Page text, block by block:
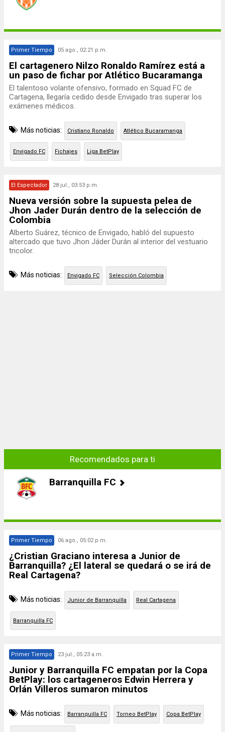
Primer Tiempo 05 ago., 02:21 p.m.
El cartagenero Nilzo Ronaldo Ramírez está a
un paso de fichar por Atlético Bucaramanga
El talentoso volante ofensivo, formado en Squad FC de
Cartagena, llegaría cedido desde Envigado tras superar los
exámenes médicos.
Más noticias: Cristiano Ronaldo Atlético Bucaramanga
Envigado FC Fichajes Liga BetPlay
El Espectador 28 jul., 03:53 p.m.
Nueva versión sobre la supuesta pelea de
Jhon Jader Durán dentro de la selección de
Colombia
Alberto Suárez, técnico de Envigado, habló del supuesto
altercado que tuvo Jhon Jáder Durán al interior del vestuario
tricolor.
Más noticias: Envigado FC Selección Colombia
Recomendados para ti
Barranquilla FC
Primer Tiempo 06 ago., 05:02 p.m.
¿Cristian Graciano interesa a Junior de
Barranquilla? ¿El lateral se quedará o se irá de
Real Cartagena?
Más noticias: Junior de Barranquilla Real Cartagena
Barranquilla FC
Primer Tiempo 23 jul., 05:23 a.m.
Junior y Barranquilla FC empatan por la Copa
BetPlay: los cartageneros Edwin Herrera y
Orlán Villeros sumaron minutos
Más noticias: Barranquilla FC Torneo BetPlay Copa BetPlay